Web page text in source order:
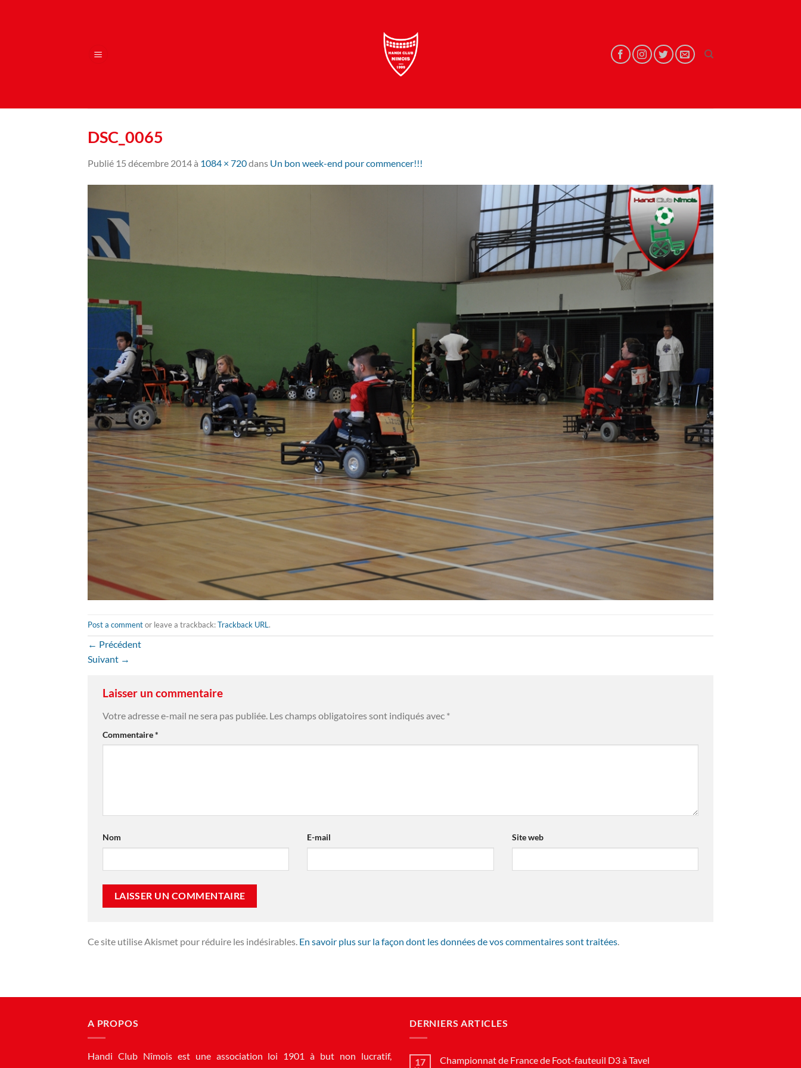
DSC_0065
Publié 15 décembre 2014à 1084 × 720dans Un bon week-end pour commencer!!!
Post a commentor leave a trackback:Trackback URL.
← Précédent
Suivant →
Laisser un commentaire
Votre adresse e-mail ne sera pas publiée. Les champs obligatoires sont indiqués avec *
Commentaire*
Nom E-mail Site web
Ce site utilise Akismet pour réduire les indésirables. En savoir plus sur la façon dont les données de vos commentaires sont traitées.
A PROPOS
Handi Club Nîmois est une association loi 1901 à but non lucratif,
DERNIERS ARTICLES
17 Championnat de France de Foot-fauteuil D3 à Tavel